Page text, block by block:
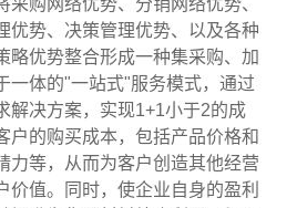
采购网络优势、分销网络优势、
优势、决策管理优势、以及各种
略优势整合形成一种集采购、加
一体的"一站式"服务模式，通过
解决方案，实现1+1小于2的成
户的购买成本，包括产品价格和
力等，从而为客户创造其他经营
价值。同时，使企业自身的盈利